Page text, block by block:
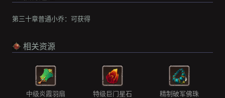
第三十章普通小乔： 可获得
相关资源
中级炎霞羽扇 特级巨门星石 精制破军佛珠